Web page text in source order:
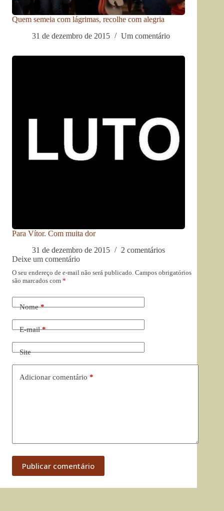
Quem semeia com lágrimas, recolhe com alegria
31 de dezembro de 2015
Um comentário
Para Vítor. Com muita dor
31 de dezembro de 2015
2 comentários
Deixe um comentário
O seu endereço de e-mail não será publicado. Campos obrigatórios
são marcados com *
Nome*
E-mail*
Site
Adicionar comentário *
Publicar comentário